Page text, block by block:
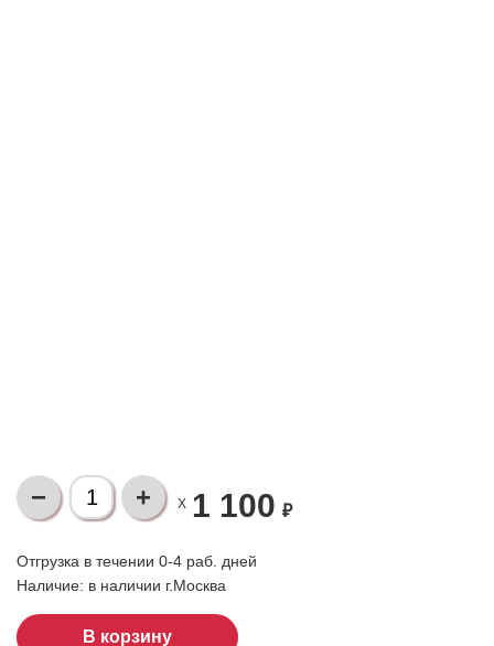
X 1 100 ₽
Отгрузка в течении 0-4 раб. дней
Наличие: в наличии г.Москва